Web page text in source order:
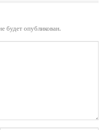
будет опубликован.